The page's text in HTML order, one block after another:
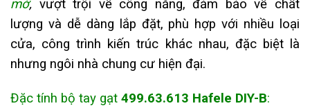
mờ, vượt trội về công năng, đảm bảo về chất
lượng và dễ dàng lắp đặt, phù hợp với nhiều loại
cửa, công trình kiến trúc khác nhau, đặc biệt là
nhưng ngôi nhà chung cư hiện đại.
Đặc tính bộ tay gạt 499.63.613 Hafele DIY-B: